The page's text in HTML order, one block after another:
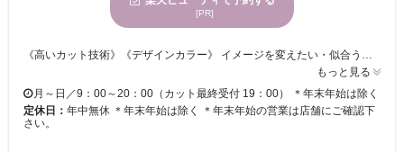
[PR]
《高いカット技術》《デザインカラー》 イメージを変えたい・似合うデザインが見つからない・・・あなたのお悩みに合うスタイルをご提供☆彡 手触り×持続性ばっちり！！うるうるカラーでクオリティの高い仕上がりに◎ カラーチェンジで雰囲気を変えて新しい自分◎カットにカラーも合わせてトータルバランスのよい似合わせをご提供いたします☆彡 きっと満足していただけますので、お気軽にご来店くださいませ。
もっと見る
月～日／9：00～20：00（カット最終受付 19：00） ＊年末年始は除く
定休日： 年中無休 ＊年末年始は除く ＊年末年始の営業は店舗にご確認下
さい。